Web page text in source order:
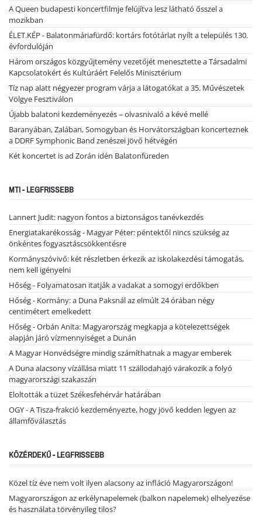
A Queen budapesti koncertfilmje felújítva lesz látható ősszel a
mozikban
ÉLET.KÉP - Balatonmáriafürdő: kortárs fotótárlat nyílt a település 130.
évfordulóján
Három országos közgyűjtemény vezetőjét menesztette a Társadalmi
Kapcsolatokért és Kultúráért Felelős Minisztérium
Tíz nap alatt négyezer program várja a látogatókat a 35. Művészetek
Völgye Fesztiválon
Újabb balatoni kezdeményezés – olvasnivaló a kévé mellé
Baranyában, Zalában, Somogyban és Horvátországban koncerteznek
a DDRF Symphonic Band zenészei jövő hétvégén
Két koncertet is ad Zorán idén Balatonfüreden
MTI - LEGFRISSEBB
Lannert Judit: nagyon fontos a biztonságos tanévkezdés
Energiatakarékosság - Magyar Péter: péntektől nincs szükség az
önkéntes fogyasztáscsökkentésre
Kormányszóvivő: két részletben érkezik az iskolakezdési támogatás,
nem kell igényelni
Hőség - Folyamatosan itatják a vadakat a somogyi erdőkben
Hőség - Kormány: a Duna Paksnál az elmúlt 24 órában négy
centimétert emelkedett
Hőség - Orbán Anita: Magyarország megkapja a kötelezettségek
alapján járó vízmennyiséget a Dunán
A Magyar Honvédségre mindig számíthatnak a magyar emberek
A Duna alacsony vízállása miatt 11 szállodahajó várakozik a folyó
magyarországi szakaszán
Eloltották a tüzet Székesfehérvár határában
OGY - A Tisza-frakció kezdeményezte, hogy jövő kedden legyen az
államfőválasztás
KÖZÉRDEKŰ - LEGFRISSEBB
Közel tíz éve nem volt ilyen alacsony az infláció Magyarországon!
Magyarországon az erkélynapelemek (balkon napelemek) elhelyezése
és használata törvényileg tilos?